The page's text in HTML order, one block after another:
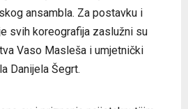
ansambla. Za postavku i
svih koreografija zaslužni su
Vaso Masleša i umjetnički
Danijela Šegrt.